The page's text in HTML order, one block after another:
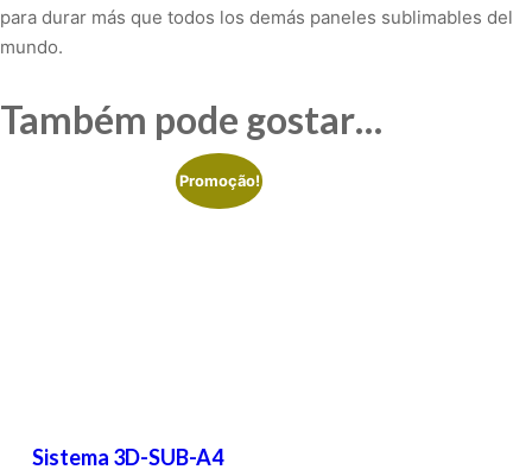
para durar más que todos los demás paneles sublimables del
mundo.
Também pode gostar…
Promoção!
Sistema 3D-SUB-A4